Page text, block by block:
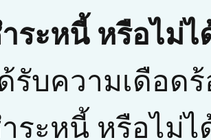
ระหนี้ หรือไม่ไ
รับความเดือด
ระหนี้ หรือไม่ไ